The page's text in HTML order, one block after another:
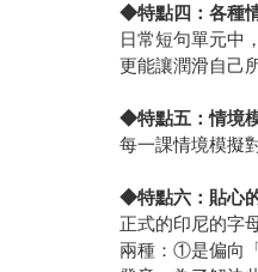
◆特點四：各種
日常短句單元中
更能讓潤滑自己
◆特點五：情境
每一課情境模擬
◆特點六：貼心
正式的印尼的字
兩種：①是偏向